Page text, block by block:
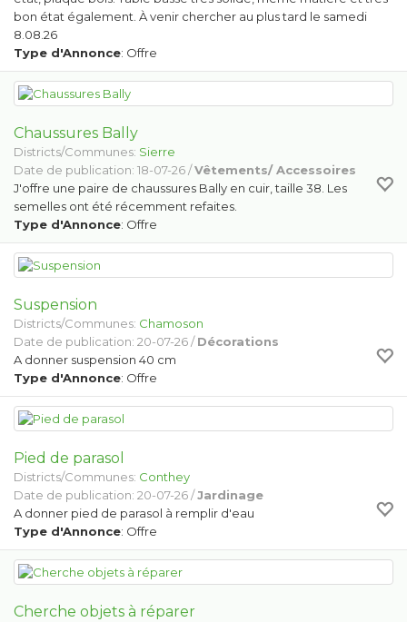
bon état également. À venir chercher au plus tard le samedi
8.08.26
Type d'Annonce: Offre
Chaussures Bally
Districts/Communes: Sierre
Date de publication: 18-07-26 /Vêtements/ Accessoires
J'offre une paire de chaussures Bally en cuir, taille 38. Les
semelles ont été récemment refaites.
Type d'Annonce: Offre
Suspension
Districts/Communes: Chamoson
Date de publication: 20-07-26 /Décorations
A donner suspension 40 cm
Type d'Annonce: Offre
Pied de parasol
Districts/Communes: Conthey
Date de publication: 20-07-26 /Jardinage
A donner pied de parasol à remplir d'eau
Type d'Annonce: Offre
Cherche objets à réparer